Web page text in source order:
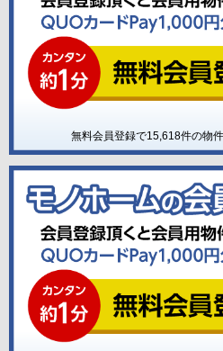
無料会員登録で15,618件の物